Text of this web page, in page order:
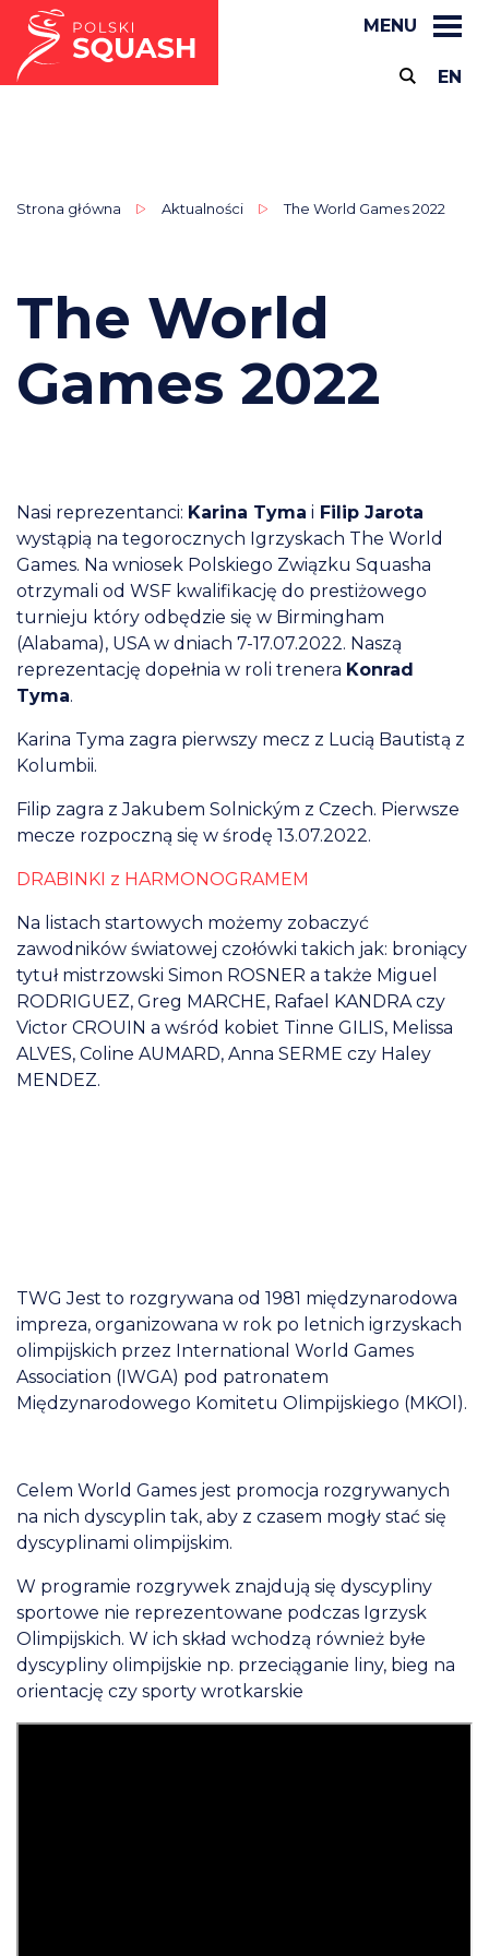
MENU
EN
Strona główna Aktualności The World Games 2022
The World
Games 2022
Nasi reprezentanci: Karina Tyma i Filip Jarota
wystąpią na tegorocznych Igrzyskach The World
Games. Na wniosek Polskiego Związku Squasha
otrzymali od WSF kwalifikację do prestiżowego
turnieju który odbędzie się w Birmingham
(Alabama), USA w dniach 7-17.07.2022. Naszą
reprezentację dopełnia w roli trenera Konrad
Tyma.
Karina Tyma zagra pierwszy mecz z Lucią Bautistą z
Kolumbii.
Filip zagra z Jakubem Solnickým z Czech. Pierwsze
mecze rozpoczną się w środę 13.07.2022.
DRABINKI z HARMONOGRAMEM
Na listach startowych możemy zobaczyć
zawodników światowej czołówki takich jak: broniący
tytuł mistrzowski Simon ROSNER a także Miguel
RODRIGUEZ, Greg MARCHE, Rafael KANDRA czy
Victor CROUIN a wśród kobiet Tinne GILIS, Melissa
ALVES, Coline AUMARD, Anna SERME czy Haley
MENDEZ.
TWG Jest to rozgrywana od 1981 międzynarodowa
impreza, organizowana w rok po letnich igrzyskach
olimpijskich przez International World Games
Association (IWGA) pod patronatem
Międzynarodowego Komitetu Olimpijskiego (MKOl).
Celem World Games jest promocja rozgrywanych
na nich dyscyplin tak, aby z czasem mogły stać się
dyscyplinami olimpijskim.
W programie rozgrywek znajdują się dyscypliny
sportowe nie reprezentowane podczas Igrzysk
Olimpijskich. W ich skład wchodzą również byłe
dyscypliny olimpijskie np. przeciąganie liny, bieg na
orientację czy sporty wrotkarskie